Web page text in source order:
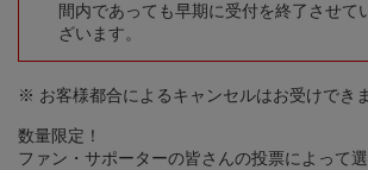
間内であっても早期に受付を終了させて
ざいます。
※ お客様都合によるキャンセルはお受けできま
数量限定！
ファン・サポーターの皆さんの投票によって